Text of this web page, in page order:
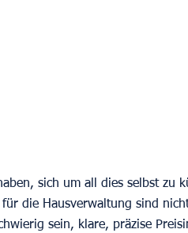
sich um all dies selbst zu
die Hausverwaltung sind
sein, klare, präzise